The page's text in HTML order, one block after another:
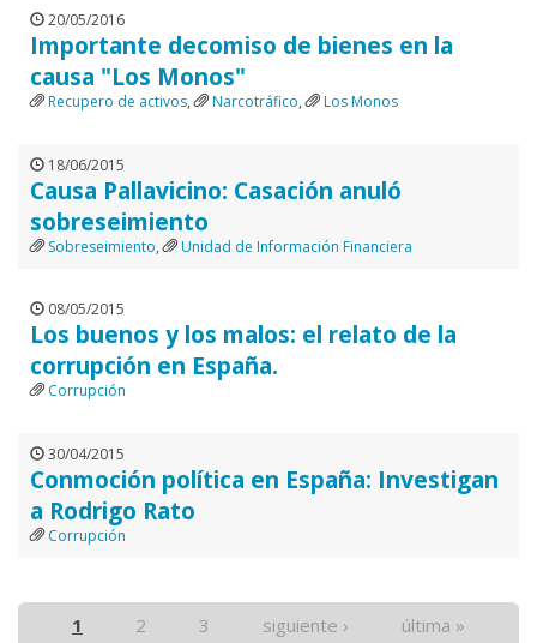
20/05/2016
Importante decomiso de bienes en la
causa "Los Monos"
Recupero de activos, Narcotráfico, Los Monos
18/06/2015
Causa Pallavicino: Casación anuló
sobreseimiento
Sobreseimiento, Unidad de Información Financiera
08/05/2015
Los buenos y los malos: el relato de la
corrupción en España.
Corrupción
30/04/2015
Conmoción política en España: Investigan
a Rodrigo Rato
Corrupción
1 2 3 siguiente › última »